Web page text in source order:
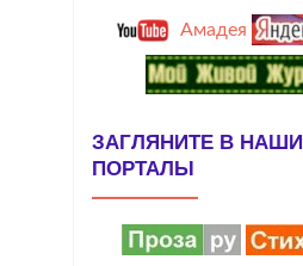
Амадея
ЗАГЛЯНИТЕ В НАШИ
ПОРТАЛЫ